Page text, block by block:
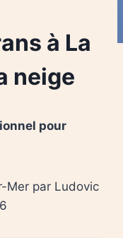
à La
neige
pour
Mer par Ludovic